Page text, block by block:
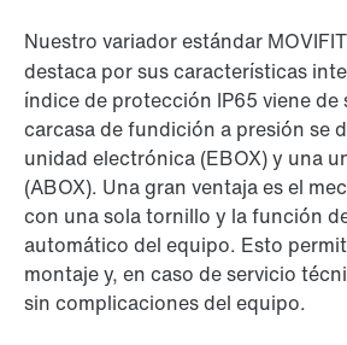
Nuestro variador estándar MOVIFIT
destaca por sus características
índice de protección IP65 viene de
carcasa de fundición a presión se
unidad electrónica (EBOX) y una
(ABOX). Una gran ventaja es el
con una sola tornillo y la función
automático del equipo. Esto
montaje y, en caso de servicio
sin complicaciones del equipo.